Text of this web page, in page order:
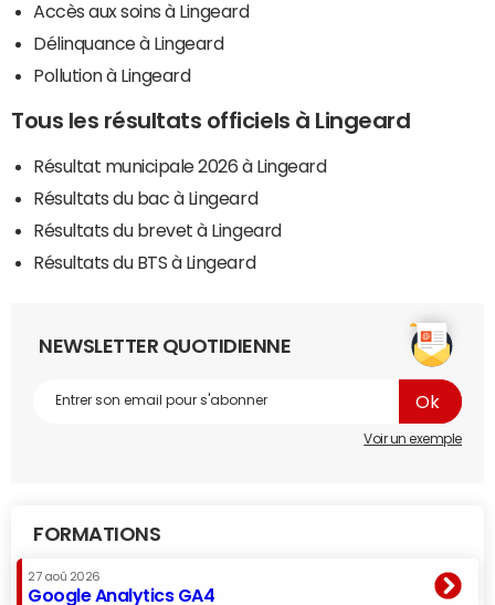
Accès aux soins à Lingeard
Délinquance à Lingeard
Pollution à Lingeard
Tous les résultats officiels à Lingeard
Résultat municipale 2026 à Lingeard
Résultats du bac à Lingeard
Résultats du brevet à Lingeard
Résultats du BTS à Lingeard
NEWSLETTER QUOTIDIENNE
Voir un exemple
FORMATIONS
27 aoû 2026
Google Analytics GA4